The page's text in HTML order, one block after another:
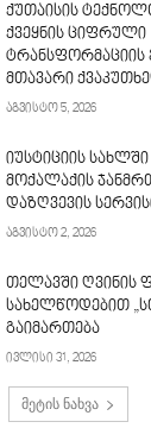
ქუთაისის
ქვეყნის ციფრული
მთავარი
აგვისტო 5, 2026
იუსტიციის სახლში
მოქალაქის
დაზღვევის
აგვისტო 2, 2026
თელავში ღვინის
სახელწოდებით
გაიმართება
ივლისი 31, 2026
მეტის ნახვა